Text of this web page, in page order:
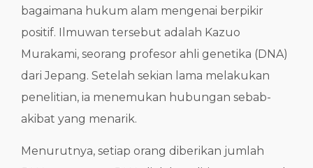
bagaimana hukum alam mengenai berpikir
positif. Ilmuwan tersebut adalah Kazuo
Murakami, seorang profesor ahli genetika (DNA)
dari Jepang. Setelah sekian lama melakukan
penelitian, ia menemukan hubungan sebab-
akibat yang menarik.
Menurutnya, setiap orang diberikan jumlah